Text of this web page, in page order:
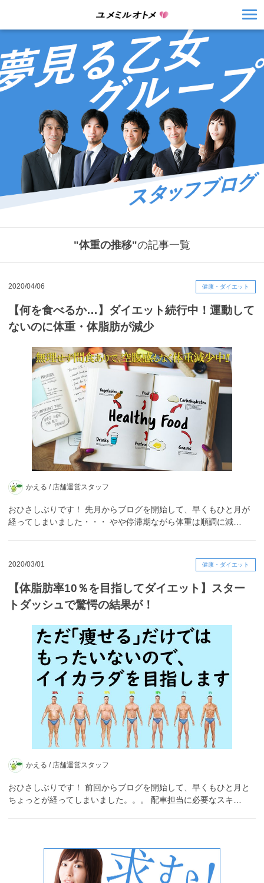
"体重の推移"の記事一覧
2020/04/06 健康・ダイエット
【何を食べるか…】ダイエット続行中！運動して
ないのに体重・体脂肪が減少
かえる / 店舗運営スタッフ
おひさしぶりです！ 先月からブログを開始して、早くもひと月が
経ってしまいました・・・ やや停滞期ながら体重は順調に減…
2020/03/01 健康・ダイエット
【体脂肪率10％を目指してダイエット】スター
トダッシュで驚愕の結果が！
かえる / 店舗運営スタッフ
おひさしぶりです！ 前回からブログを開始して、早くもひと月と
ちょっとが経ってしまいました。。。 配車担当に必要なスキ…